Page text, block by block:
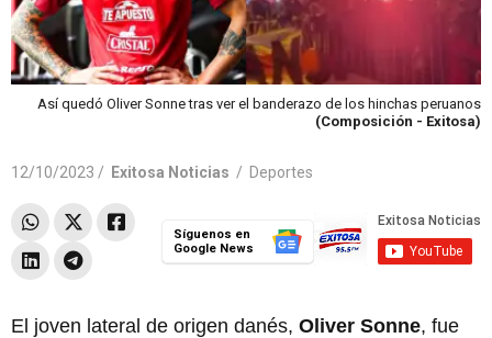
Así quedó Oliver Sonne tras ver el banderazo de los hinchas peruanos
(Composición - Exitosa)
12/10/2023 / Exitosa Noticias / Deportes
Síguenos en
Google News
El joven lateral de origen danés, Oliver Sonne, fue